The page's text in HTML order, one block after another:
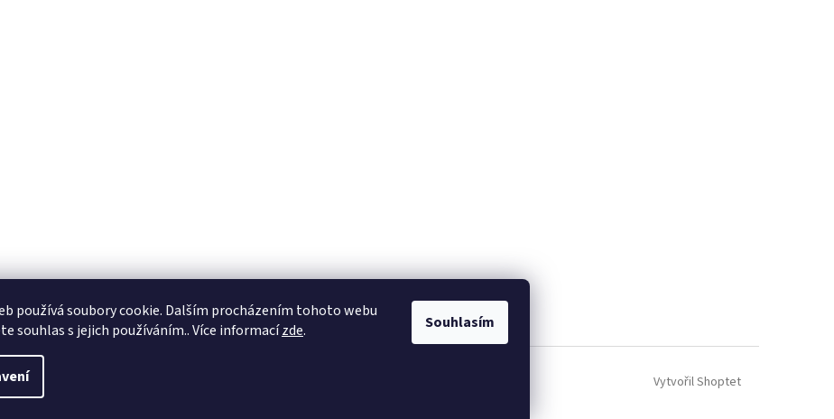
používá soubory cookie. Dalším procházením tohoto webu
souhlas s jejich používáním.. Více informacízde. Souhlasím
Vytvořil Shoptet
práva vyhrazena.